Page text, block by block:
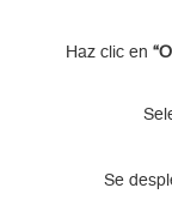
Haz clic en
Se